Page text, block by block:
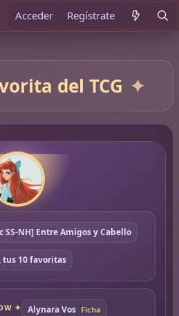
Acceder Regístrate
del TCG
SS-NH] Entre Amigos y Cabello
tus 10 favoritas
✦ Alynara Vos Ficha